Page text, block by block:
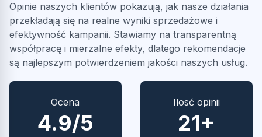
Opinie naszych klientów pokazują, jak nasze działania
przekładają się na realne wyniki sprzedażowe i
efektywność kampanii. Stawiamy na transparentną
współpracę i mierzalne efekty, dlatego rekomendacje
są najlepszym potwierdzeniem jakości naszych usług.
Ocena
4.9/5
Ilosć opinii
21+